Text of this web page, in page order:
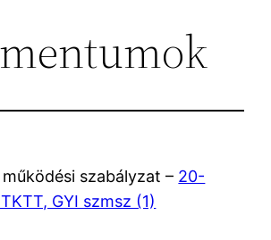
szabályzat – 20-
GYI szmsz (1)